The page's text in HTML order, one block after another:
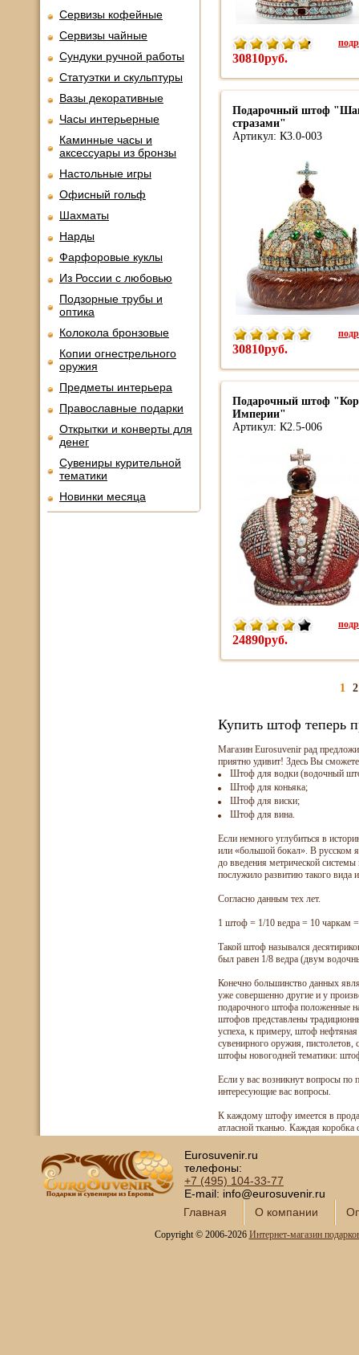
Сервизы кофейные
Сервизы чайные
Сундуки ручной работы
Статуэтки и скульптуры
Вазы декоративные
Часы интерьерные
Каминные часы и
аксессуары из бронзы
Настольные игры
Офисный гольф
Шахматы
Нарды
Фарфоровые куклы
Из России с любовью
Подзорные трубы и
оптика
Колокола бронзовые
Копии огнестрельного
оружия
Предметы интерьера
Православные подарки
Открытки и конверты для
денег
Сувениры курительной
тематики
Новинки месяца
30810руб.
Подарочный штоф
стразами"
Артикул: К3.0-003
30810руб.
Подарочный штоф
Империи"
Артикул: К2.5-006
24890руб.
1 2
Купить штоф теперь
Магазин Eurosuvenir рад
приятно удивит! Здесь Вы
Штоф для водки (водочный
Штоф для коньяка;
Штоф для виски;
Штоф для вина.
Если немного углубиться в
или «большой бокал». В русском
до введения метрической
послужило развитию такого вида
Согласно данным тех лет.
1 штоф = 1/10 ведра = 10 чаркам
Такой штоф назывался
был равен 1/8 ведра (двум
Конечно большинство данных
уже совершенно другие и у
подарочного штофа положенные
штофов представлены
успеха, к примеру, штоф
сувенирного оружия,
штофы новогодней тематики:
Если у вас возникнут вопросы по
интересующие вас вопросы.
К каждому штофу имеется в
атласной тканью. Каждая
Eurosuvenir.ru
телефоны:
+7 (495) 104-33-77
E-mail: info@eurosuvenir.ru
Главная
О компании
Copyright © 2006-2026 Интернет-магазин